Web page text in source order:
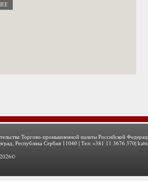
Торгово-промышленной палаты Российской
Республика Сербия 11040 | Тел: +381 11 3676 370|